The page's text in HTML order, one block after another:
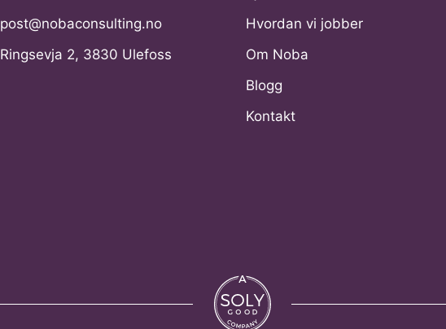
post@nobaconsulting.no
Ringsevja 2, 3830 Ulefoss
Hvordan vi jobber
Om Noba
Blogg
Kontakt